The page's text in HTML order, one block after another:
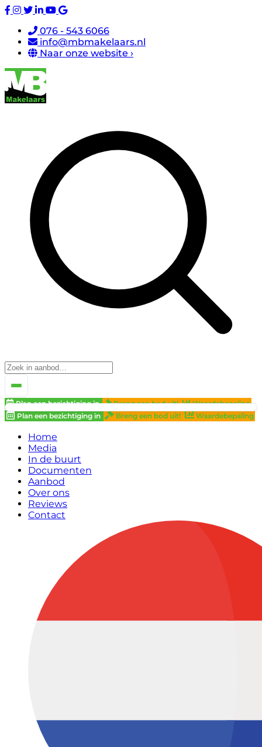
076 - 543 6066
info@mbmakelaars.nl
Naar onze website ›
Plan een bezichtiging in Breng een bod uit!
Waardebepaling
Plan een bezichtiging in
Breng een bod uit! Waardebepaling
Home
Media
In de buurt
Documenten
Aanbod
Over ons
Reviews
Contact